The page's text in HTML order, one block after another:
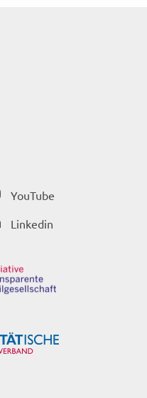
YouTube
Linkedin